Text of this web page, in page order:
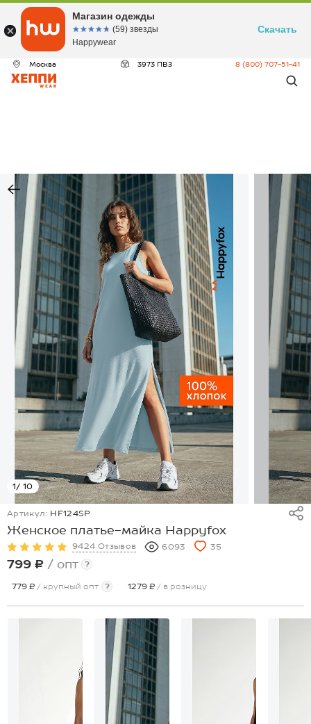
Москва 3973 ПВЗ 8 (800) 707-51-41
1/ 10
Артикул: HF124SP
Женское платье-майка Happyfox
9424 Отзывов 6093 35
799 ₽ / опт ?
779 ₽ / крупный опт ? 1279 ₽ / в розницу
Магазин одежды
☆☆☆☆☆
★★★★★ (59) звезды
Happywear
Скачать